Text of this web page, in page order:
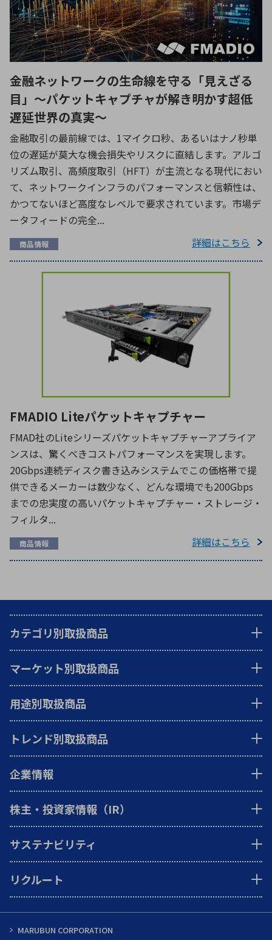
金融ネットワークの生命線を守る「見えざる
目」～パケットキャプチャが解き明かす超低
遅延世界の真実～
金融取引の最前線では、1マイクロ秒、あるいはナノ秒単
位の遅延が莫大な機会損失やリスクに直結します。アルゴ
リズム取引、高頻度取引（HFT）が主流となる現代におい
て、ネットワークインフラのパフォーマンスと信頼性は、
かつてないほど高度なレベルで要求されています。市場デ
ータフィードの完全...
商品情報 詳細はこちら
FMADIO Liteパケットキャプチャー
FMAD社のLiteシリーズパケットキャプチャーアプライア
ンスは、驚くべきコストパフォーマンスを実現します。
20Gbps連続ディスク書き込みシステムでこの価格帯で提
供できるメーカーは数少なく、どんな環境でも200Gbps
までの忠実度の高いパケットキャプチャー・ストレージ・
フィルタ...
商品情報 詳細はこちら
カテゴリ別取扱商品
マーケット別取扱商品
用途別取扱商品
トレンド別取扱商品
企業情報
株主・投資家情報（IR）
サステナビリティ
リクルート
MARUBUN CORPORATION